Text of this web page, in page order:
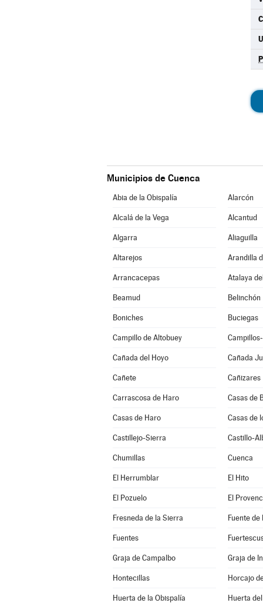
Municipios de Cuenca
Abia de la Obispalía Alarcón
Alcalá de la Vega Alcantud
Algarra Aliaguilla
Altarejos Arandilla
Arrancacepas Atalaya
Beamud Belinchón
Boniches Buciegas
Campillo de Altobuey
Cañada del Hoyo Cañada
Cañete Cañizares
Carrascosa de Haro Casas de
Casas de Haro Casas de
Castillejo-Sierra Castillo-
Chumillas Cuenca
El Herrumblar El Hito
El Pozuelo El
Fresneda de la Sierra Fuente
Fuentes
Graja de Campalbo Graja de
Hontecillas Horcajo
Huerta de la Obispalía Huerta